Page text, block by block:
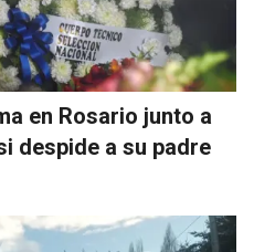
en Rosario junto a
despide a su padre